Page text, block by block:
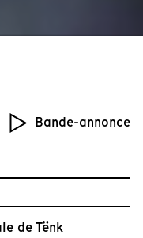
Bande-annonce
de Tënk